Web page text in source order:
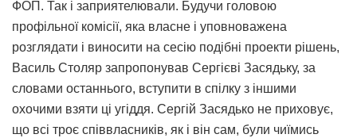
ФОП. Так і заприятелювали. Будучи головою
профільної комісії, яка власне і уповноважена
розглядати і виносити на сесію подібні проекти рішень,
Василь Столяр запропонував Сергієві Засядьку, за
словами останнього, вступити в спілку з іншими
охочими взяти ці угіддя. Сергій Засядько не приховує,
що всі троє співвласників, як і він сам, були чиїмись